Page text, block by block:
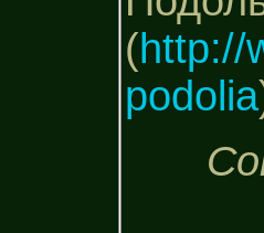
(http://
podolia